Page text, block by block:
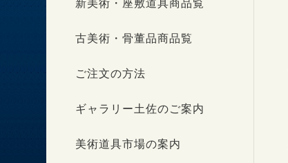
新美術・座敷道具商品覧
古美術・骨董品商品覧
ご注文の方法
ギャラリー土佐のご案内
美術道具市場の案内